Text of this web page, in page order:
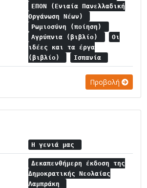
ΕΠΟΝ (Ενιαία Πανελλαδική
Οργάνωση Νέων)
Ρωμιοσύνη (ποίηση)
Αγρύπνια (βιβλίο)
Οι
ιδέες και τα έργα
(βιβλίο)
Ισπανία
Προβολή
Η γενιά μας
Δεκαπενθήμερη έκδοση της
Δημοκρατικής Νεολαίας
Λαμπράκη